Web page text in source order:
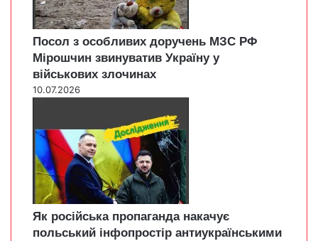
Посол з особливих доручень МЗС РФ
Мірошчин звинуватив Україну у
військових злочинах
10.07.2026
Як російська пропаганда накачує
польський інфопростір антиукраїнськими